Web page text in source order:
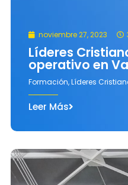
noviembre 27, 2023
Líderes
operativo en
Formación,Líderes
Leer Más